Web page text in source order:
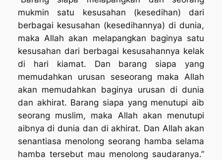
mukmin satu kesusahan (kesedihan) dari
berbagai kesusahan (kesedihannya) di dunia,
maka Allah akan melapangkan baginya satu
kesusahan dari berbagai kesusahannya kelak
di hari kiamat. Dan barang siapa yang
memudahkan urusan seseorang maka Allah
akan memudahkan baginya urusan di dunia
dan akhirat. Barang siapa yang menutupi aib
seorang muslim, maka Allah akan menutupi
aibnya di dunia dan di akhirat. Dan Allah akan
senantiasa menolong seorang hamba selama
hamba tersebut mau menolong saudaranya.”